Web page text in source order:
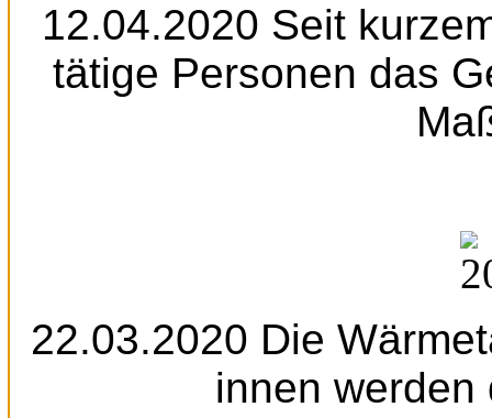
12.04.2020 Seit
tätige Personen das
22.03.2020 Die
innen werden